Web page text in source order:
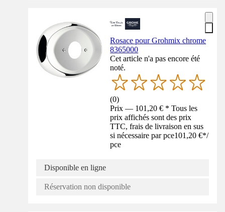
Rosace pour Grohmix chrome
8365000
Cet article n'a pas encore été
noté.
(0)
Prix — 101,20 € * Tous les
prix affichés sont des prix
TTC, frais de livraison en sus
si nécessaire par pce101,20 €*/
pce
Disponible en ligne
Réservation non disponible